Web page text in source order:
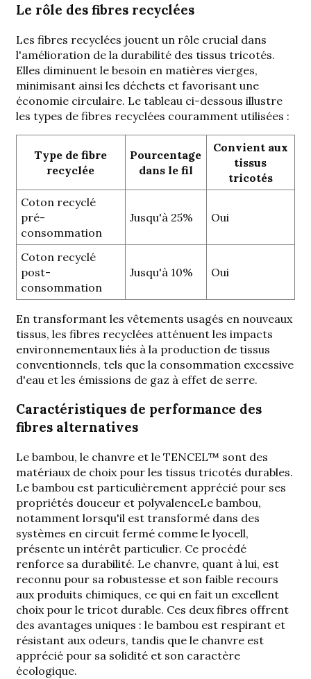
Le rôle des fibres recyclées
Les fibres recyclées jouent un rôle crucial dans
l'amélioration de la durabilité des tissus tricotés.
Elles diminuent le besoin en matières vierges,
minimisant ainsi les déchets et favorisant une
économie circulaire. Le tableau ci-dessous illustre
les types de fibres recyclées couramment utilisées :
Type de fibre
recyclée
Pourcentage
dans le fil
Convient aux
tissus
tricotés
Coton recyclé
pré-
consommation
Jusqu'à 25% Oui
Coton recyclé
post-
consommation
Jusqu'à 10% Oui
En transformant les vêtements usagés en nouveaux
tissus, les fibres recyclées atténuent les impacts
environnementaux liés à la production de tissus
conventionnels, tels que la consommation excessive
d'eau et les émissions de gaz à effet de serre.
Caractéristiques de performance des
fibres alternatives
Le bambou, le chanvre et le TENCEL™ sont des
matériaux de choix pour les tissus tricotés durables.
Le bambou est particulièrement apprécié pour ses
propriétés douceur et polyvalenceLe bambou,
notamment lorsqu'il est transformé dans des
systèmes en circuit fermé comme le lyocell,
présente un intérêt particulier. Ce procédé
renforce sa durabilité. Le chanvre, quant à lui, est
reconnu pour sa robustesse et son faible recours
aux produits chimiques, ce qui en fait un excellent
choix pour le tricot durable. Ces deux fibres offrent
des avantages uniques : le bambou est respirant et
résistant aux odeurs, tandis que le chanvre est
apprécié pour sa solidité et son caractère
écologique.